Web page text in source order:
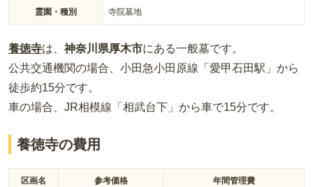
霊園・種別 寺院墓地
養徳寺は、 神奈川県厚木市にある一般墓です。
公共交通機関の場合 、小田急小田原線「愛甲石田駅」から
徒歩約15分です。
車の場合 、JR相模線「相武台下」から車で15分です。
養徳寺の費用
区画名 参考価格 年間管理費